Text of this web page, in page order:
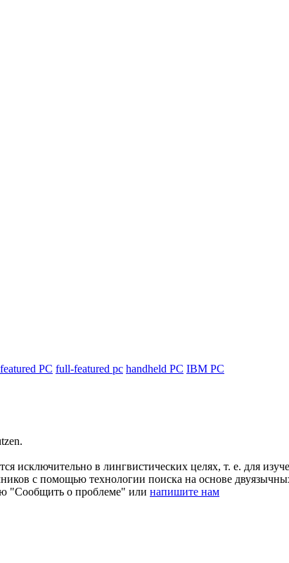
PC full-featured pc handheld PC IBM PC
исключительно в лингвистических целях, т. е. для
с помощью технологии поиска на основе
"Сообщить о проблеме" или напишите нам